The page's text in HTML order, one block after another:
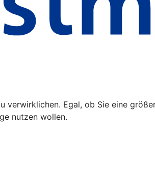
verwirklichen. Egal, ob Sie eine
nutzen wollen.